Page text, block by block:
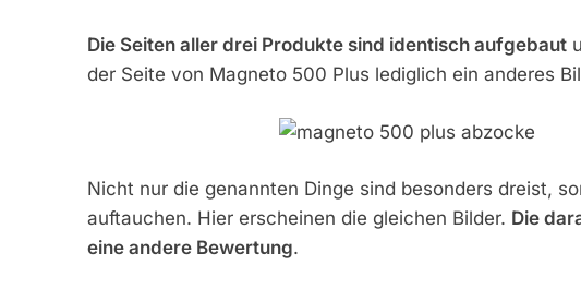
Die Seiten aller drei Produkte sind identisch aufgebaut
der Seite von Magneto 500 Plus lediglich ein anderes
Nicht nur die genannten Dinge sind besonders dreist,
auftauchen. Hier erscheinen die gleichen Bilder. Die
eine andere Bewertung.